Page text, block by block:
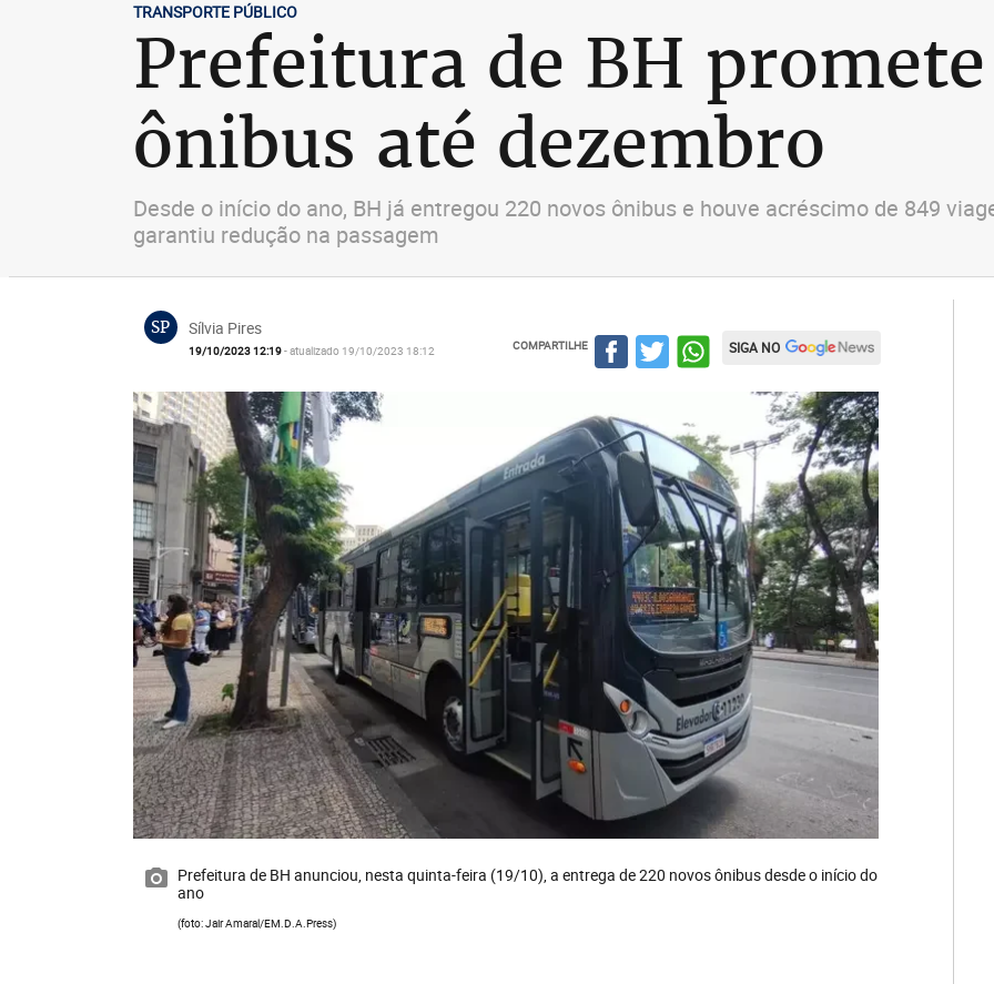
TRANSPORTE PÚBLICO
Prefeitura de BH
ônibus até dezembro
Desde o início do ano, BH já entregou 220 novos ônibus e houve acréscimo de 849
garantiu redução na passagem
SP Sílvia Pires
19/10/2023 12:19- atualizado 19/10/2023 18:12 COMPARTILHE SIGA NO
Prefeitura de BH anunciou, nesta quinta-feira (19/10), a entrega de 220 novos ônibus desde o início do
ano
(foto: Jair Amaral/EM.D.A.Press)